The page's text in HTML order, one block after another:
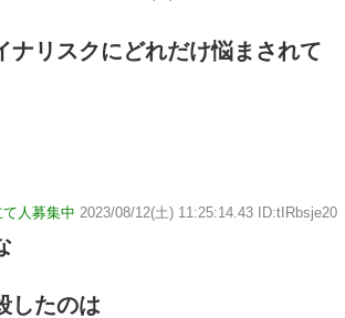
ナリスクにどれだけ悩まされて
人募集中 2023/08/12(土) 11:25:14.43 ID:tIRbsje20
したのは